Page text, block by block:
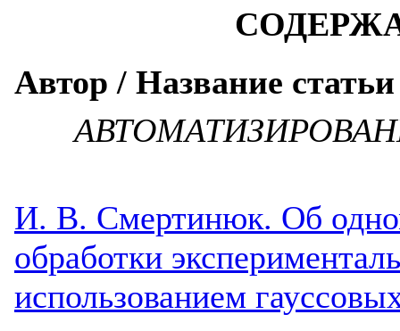
Автор / Название статьи
И. В. Смертинюк. Об
обработки
использованием